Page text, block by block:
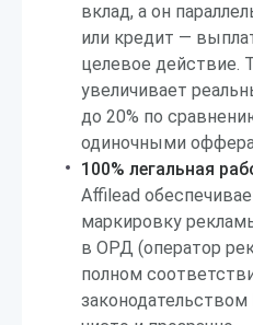
вклад, а он
или кредит —
целевое действие.
увеличивает
до 20% по
одиночными
100% легальная
Affilead
маркировку
в ОРД (оператор
полном